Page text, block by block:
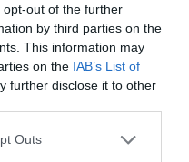
out of the further
by third parties on the
This information may
on the IAB’s List of
further disclose it to other
Outs